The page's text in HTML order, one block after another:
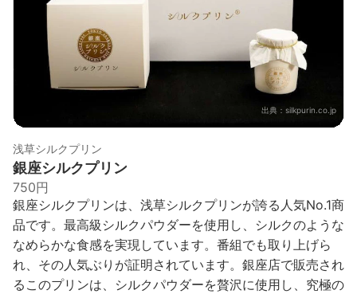
出典： silkpurin.co.jp
浅草シルクプリン
銀座シルクプリン
750円
銀座シルクプリンは、浅草シルクプリンが誇る人気No.1商
品です。最高級シルクパウダーを使用し、シルクのような
なめらかな食感を実現しています。番組でも取り上げら
れ、その人気ぶりが証明されています。銀座店で販売され
るこのプリンは、シルクパウダーを贅沢に使用し、究極の